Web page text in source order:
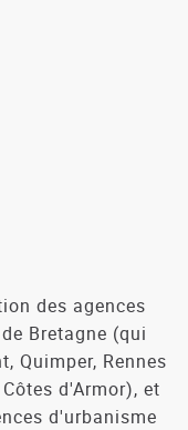
des agences
Bretagne (qui
Quimper, Rennes
d'Armor), et
d'urbanisme